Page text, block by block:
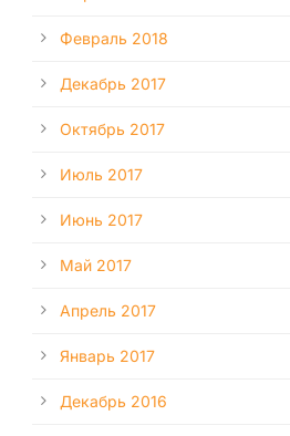
Февраль 2018
Декабрь 2017
Октябрь 2017
Июль 2017
Июнь 2017
Май 2017
Апрель 2017
Январь 2017
Декабрь 2016